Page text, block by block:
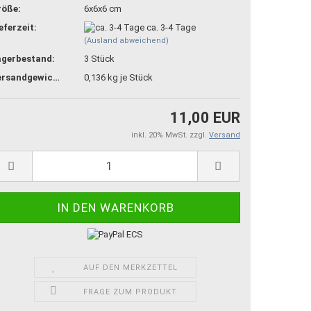
6x6x6 cm
ca. 3-4 Tage
(Ausland abweichend)
3 Stück
Versandgewicht:
0,136 kg je Stück
11,00 EUR
inkl. 20% MwSt. zzgl. Versand
AUF DEN MERKZETTEL
FRAGE ZUM PRODUKT